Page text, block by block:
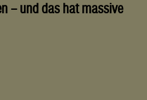
– und das hat massive